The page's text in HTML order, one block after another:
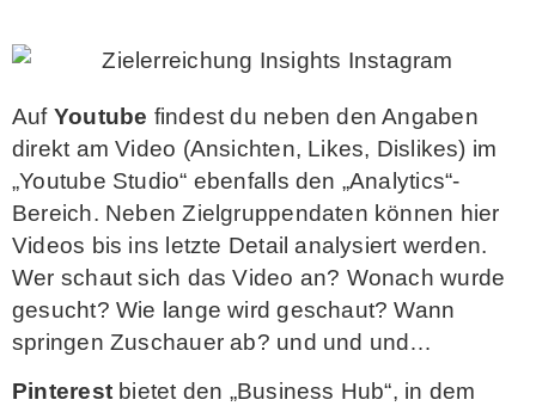
Auf Youtube findest du neben den Angaben
direkt am Video (Ansichten, Likes, Dislikes) im
„Youtube Studio“ ebenfalls den „Analytics“-
Bereich. Neben Zielgruppendaten können hier
Videos bis ins letzte Detail analysiert werden.
Wer schaut sich das Video an? Wonach wurde
gesucht? Wie lange wird geschaut? Wann
springen Zuschauer ab? und und und…
Pinterestbietet den „Business Hub“, in dem